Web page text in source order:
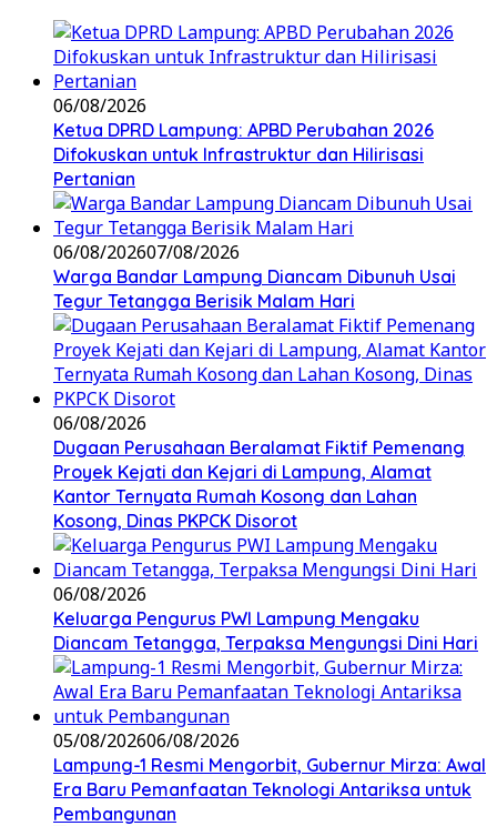
06/08/2026
Ketua DPRD Lampung: APBD Perubahan 2026
Difokuskan untuk Infrastruktur dan Hilirisasi
Pertanian
06/08/202607/08/2026
Warga Bandar Lampung Diancam Dibunuh Usai
Tegur Tetangga Berisik Malam Hari
06/08/2026
Dugaan Perusahaan Beralamat Fiktif Pemenang
Proyek Kejati dan Kejari di Lampung, Alamat
Kantor Ternyata Rumah Kosong dan Lahan
Kosong, Dinas PKPCK Disorot
06/08/2026
Keluarga Pengurus PWI Lampung Mengaku
Diancam Tetangga, Terpaksa Mengungsi Dini Hari
05/08/202606/08/2026
Lampung-1 Resmi Mengorbit, Gubernur Mirza: Awal
Era Baru Pemanfaatan Teknologi Antariksa untuk
Pembangunan